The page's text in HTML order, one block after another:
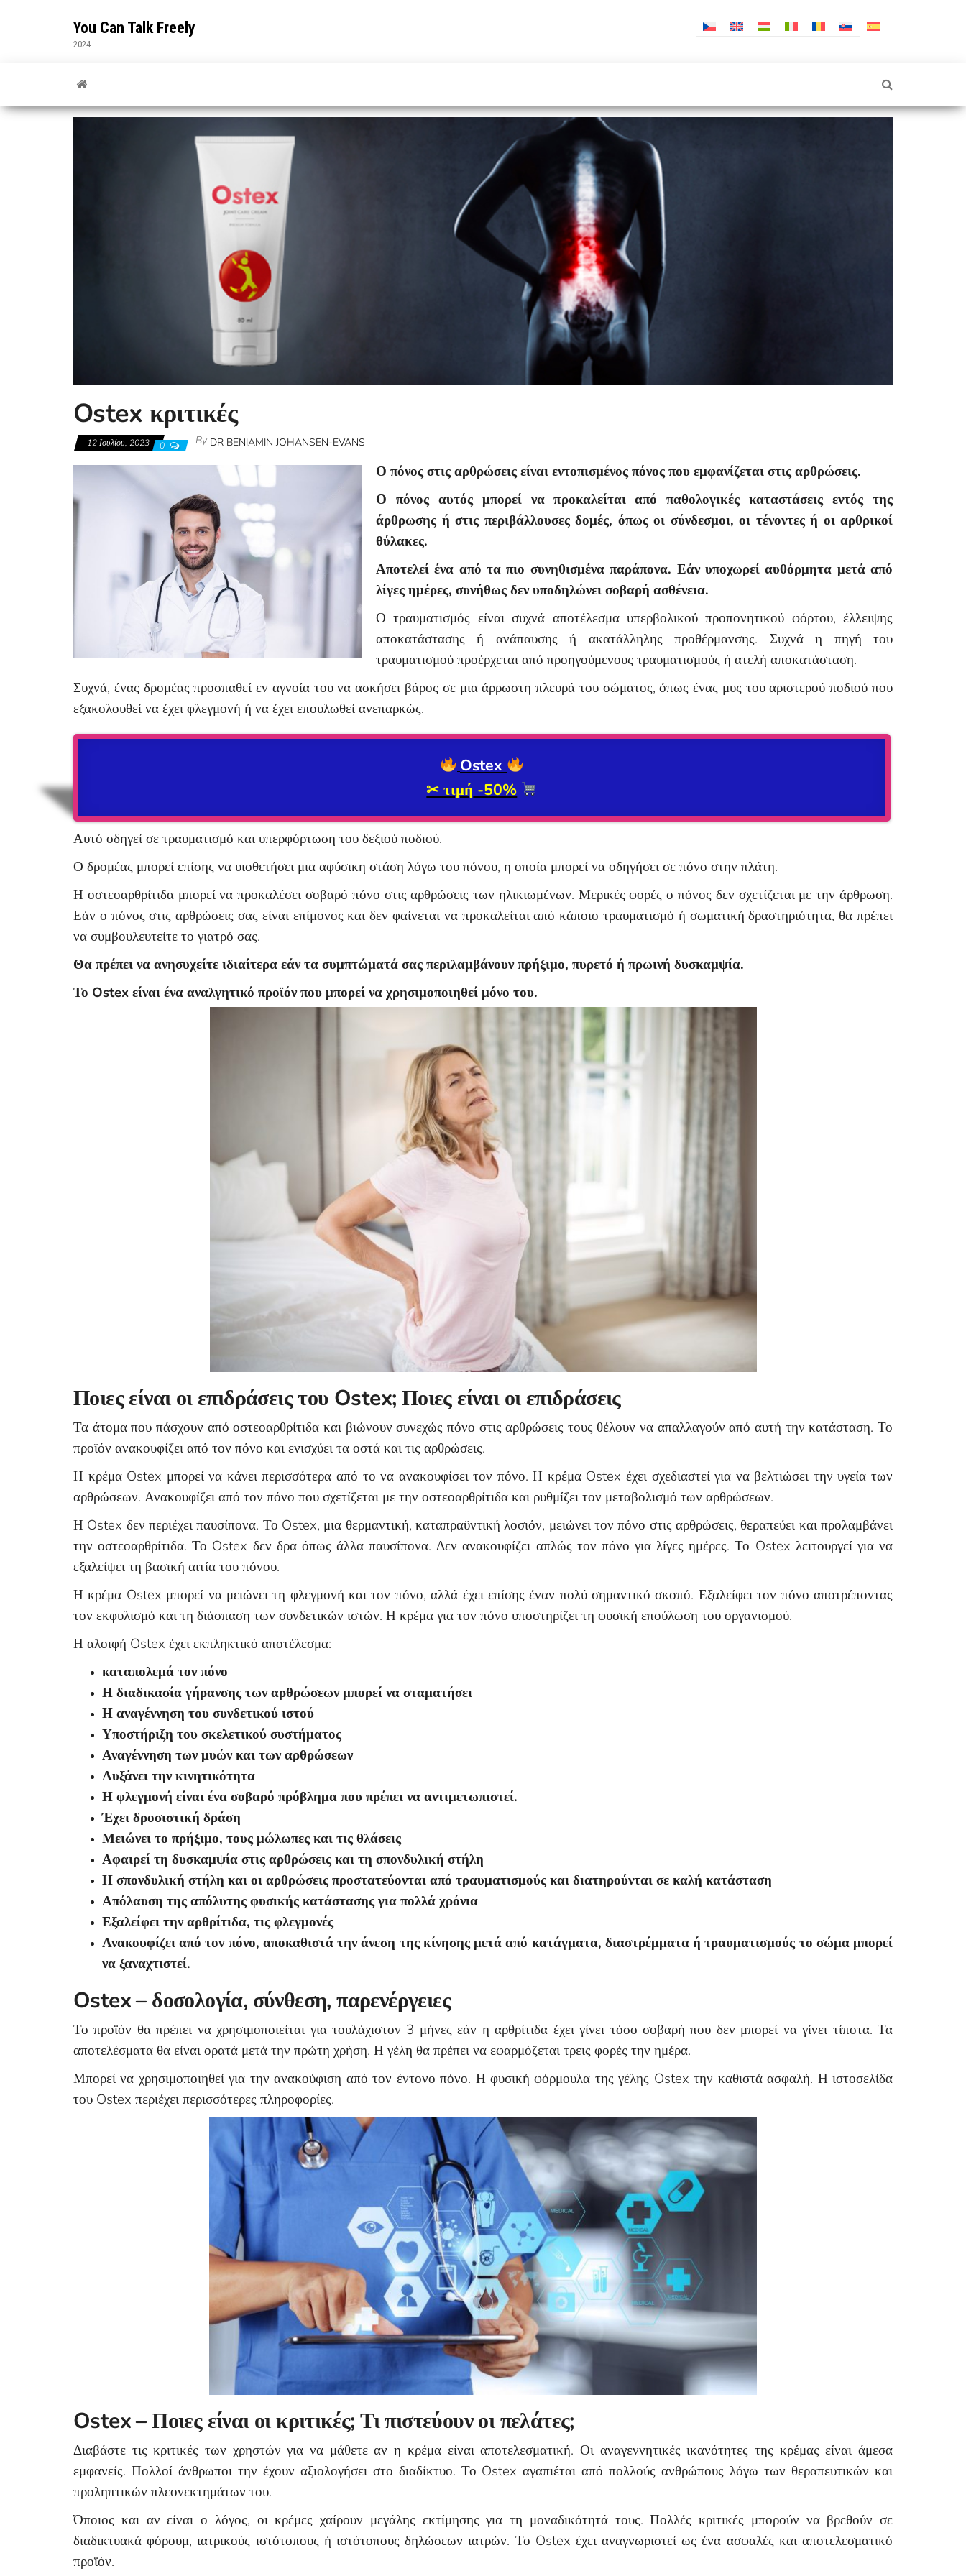
You Can Talk Freely
2024
Ostex κριτικές
12 Ιουλίου, 2023 0 By DR BENIAMIN JOHANSEN-EVANS
Ο πόνος στις αρθρώσεις είναι εντοπισμένος πόνος που εμφανίζεται στις αρθρώσεις.
Ο πόνος αυτός μπορεί να προκαλείται από παθολογικές καταστάσεις εντός της
άρθρωσης ή στις περιβάλλουσες δομές, όπως οι σύνδεσμοι, οι τένοντες ή οι αρθρικοί
θύλακες.
Αποτελεί ένα από τα πιο συνηθισμένα παράπονα. Εάν υποχωρεί αυθόρμητα μετά από
λίγες ημέρες, συνήθως δεν υποδηλώνει σοβαρή ασθένεια.
Ο τραυματισμός είναι συχνά αποτέλεσμα υπερβολικού προπονητικού φόρτου, έλλειψης
αποκατάστασης ή ανάπαυσης ή ακατάλληλης προθέρμανσης. Συχνά η πηγή του
τραυματισμού προέρχεται από προηγούμενους τραυματισμούς ή ατελή αποκατάσταση.
Συχνά, ένας δρομέας προσπαθεί εν αγνοία του να ασκήσει βάρος σε μια άρρωστη πλευρά του σώματος, όπως ένας μυς του αριστερού ποδιού που
εξακολουθεί να έχει φλεγμονή ή να έχει επουλωθεί ανεπαρκώς.
Ostex
✂ τιμή -50%
Αυτό οδηγεί σε τραυματισμό και υπερφόρτωση του δεξιού ποδιού.
Ο δρομέας μπορεί επίσης να υιοθετήσει μια αφύσικη στάση λόγω του πόνου, η οποία μπορεί να οδηγήσει σε πόνο στην πλάτη.
Η οστεοαρθρίτιδα μπορεί να προκαλέσει σοβαρό πόνο στις αρθρώσεις των ηλικιωμένων. Μερικές φορές ο πόνος δεν σχετίζεται με την άρθρωση.
Εάν ο πόνος στις αρθρώσεις σας είναι επίμονος και δεν φαίνεται να προκαλείται από κάποιο τραυματισμό ή σωματική δραστηριότητα, θα πρέπει
να συμβουλευτείτε το γιατρό σας.
Θα πρέπει να ανησυχείτε ιδιαίτερα εάν τα συμπτώματά σας περιλαμβάνουν πρήξιμο, πυρετό ή πρωινή δυσκαμψία.
Το Ostex είναι ένα αναλγητικό προϊόν που μπορεί να χρησιμοποιηθεί μόνο του.
Ποιες είναι οι επιδράσεις του Ostex; Ποιες είναι οι επιδράσεις
Τα άτομα που πάσχουν από οστεοαρθρίτιδα και βιώνουν συνεχώς πόνο στις αρθρώσεις τους θέλουν να απαλλαγούν από αυτή την κατάσταση. Το
προϊόν ανακουφίζει από τον πόνο και ενισχύει τα οστά και τις αρθρώσεις.
Η κρέμα Ostex μπορεί να κάνει περισσότερα από το να ανακουφίσει τον πόνο. Η κρέμα Ostex έχει σχεδιαστεί για να βελτιώσει την υγεία των
αρθρώσεων. Ανακουφίζει από τον πόνο που σχετίζεται με την οστεοαρθρίτιδα και ρυθμίζει τον μεταβολισμό των αρθρώσεων.
Η Ostex δεν περιέχει παυσίπονα. Το Ostex, μια θερμαντική, καταπραϋντική λοσιόν, μειώνει τον πόνο στις αρθρώσεις, θεραπεύει και προλαμβάνει
την οστεοαρθρίτιδα. Το Ostex δεν δρα όπως άλλα παυσίπονα. Δεν ανακουφίζει απλώς τον πόνο για λίγες ημέρες. Το Ostex λειτουργεί για να
εξαλείψει τη βασική αιτία του πόνου.
Η κρέμα Ostex μπορεί να μειώνει τη φλεγμονή και τον πόνο, αλλά έχει επίσης έναν πολύ σημαντικό σκοπό. Εξαλείφει τον πόνο αποτρέποντας
τον εκφυλισμό και τη διάσπαση των συνδετικών ιστών. Η κρέμα για τον πόνο υποστηρίζει τη φυσική επούλωση του οργανισμού.
Η αλοιφή Ostex έχει εκπληκτικό αποτέλεσμα:
καταπολεμά τον πόνο
Η διαδικασία γήρανσης των αρθρώσεων μπορεί να σταματήσει
Η αναγέννηση του συνδετικού ιστού
Υποστήριξη του σκελετικού συστήματος
Αναγέννηση των μυών και των αρθρώσεων
Αυξάνει την κινητικότητα
Η φλεγμονή είναι ένα σοβαρό πρόβλημα που πρέπει να αντιμετωπιστεί.
Έχει δροσιστική δράση
Μειώνει το πρήξιμο, τους μώλωπες και τις θλάσεις
Αφαιρεί τη δυσκαμψία στις αρθρώσεις και τη σπονδυλική στήλη
Η σπονδυλική στήλη και οι αρθρώσεις προστατεύονται από τραυματισμούς και διατηρούνται σε καλή κατάσταση
Απόλαυση της απόλυτης φυσικής κατάστασης για πολλά χρόνια
Εξαλείφει την αρθρίτιδα, τις φλεγμονές
Ανακουφίζει από τον πόνο, αποκαθιστά την άνεση της κίνησης μετά από κατάγματα, διαστρέμματα ή τραυματισμούς το σώμα μπορεί
να ξαναχτιστεί.
Ostex – δοσολογία, σύνθεση, παρενέργειες
Το προϊόν θα πρέπει να χρησιμοποιείται για τουλάχιστον 3 μήνες εάν η αρθρίτιδα έχει γίνει τόσο σοβαρή που δεν μπορεί να γίνει τίποτα. Τα
αποτελέσματα θα είναι ορατά μετά την πρώτη χρήση. Η γέλη θα πρέπει να εφαρμόζεται τρεις φορές την ημέρα.
Μπορεί να χρησιμοποιηθεί για την ανακούφιση από τον έντονο πόνο. Η φυσική φόρμουλα της γέλης Ostex την καθιστά ασφαλή. Η ιστοσελίδα
του Ostex περιέχει περισσότερες πληροφορίες.
Ostex – Ποιες είναι οι κριτικές; Τι πιστεύουν οι πελάτες;
Διαβάστε τις κριτικές των χρηστών για να μάθετε αν η κρέμα είναι αποτελεσματική. Οι αναγεννητικές ικανότητες της κρέμας είναι άμεσα
εμφανείς. Πολλοί άνθρωποι την έχουν αξιολογήσει στο διαδίκτυο. Το Ostex αγαπιέται από πολλούς ανθρώπους λόγω των θεραπευτικών και
προληπτικών πλεονεκτημάτων του.
Όποιος και αν είναι ο λόγος, οι κρέμες χαίρουν μεγάλης εκτίμησης για τη μοναδικότητά τους. Πολλές κριτικές μπορούν να βρεθούν σε
διαδικτυακά φόρουμ, ιατρικούς ιστότοπους ή ιστότοπους δηλώσεων ιατρών. Το Ostex έχει αναγνωριστεί ως ένα ασφαλές και αποτελεσματικό
προϊόν.